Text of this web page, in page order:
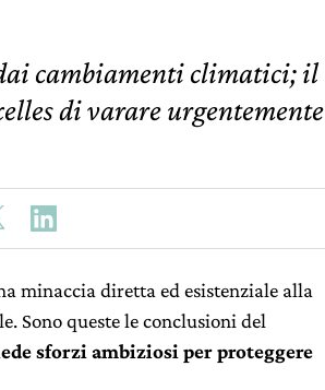
cambiamenti climatici; il
di varare urgentemente
minaccia diretta ed esistenziale alla
Sono queste le conclusioni del
sforzi ambiziosi per proteggere